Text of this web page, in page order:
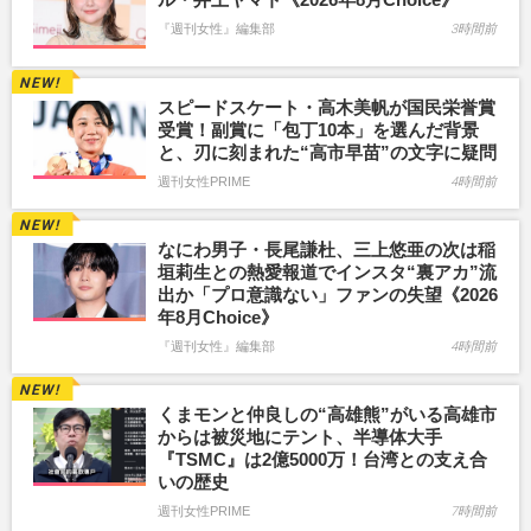
『週刊女性』編集部 3時間前
スピードスケート・高木美帆が国民栄誉賞
受賞！副賞に「包丁10本」を選んだ背景
と、刃に刻まれた“高市早苗”の文字に疑問
週刊女性PRIME 4時間前
なにわ男子・長尾謙杜、三上悠亜の次は稲
垣莉生との熱愛報道でインスタ“裏アカ”流
出か「プロ意識ない」ファンの失望《2026
年8月Choice》
『週刊女性』編集部 4時間前
くまモンと仲良しの“高雄熊”がいる高雄市
からは被災地にテント、半導体大手
『TSMC』は2億5000万！台湾との支え合
いの歴史
週刊女性PRIME 7時間前